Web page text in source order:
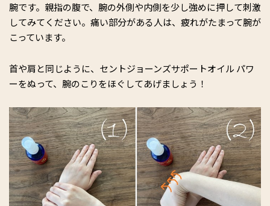
腕です。親指の腹で、腕の外側や内側を少し強めに押して刺激
してみてください。痛い部分がある人は、疲れがたまって腕が
こっています。
首や肩と同じように、セントジョーンズサポートオイル パワ
ーをぬって、腕のこりをほぐしてあげましょう！